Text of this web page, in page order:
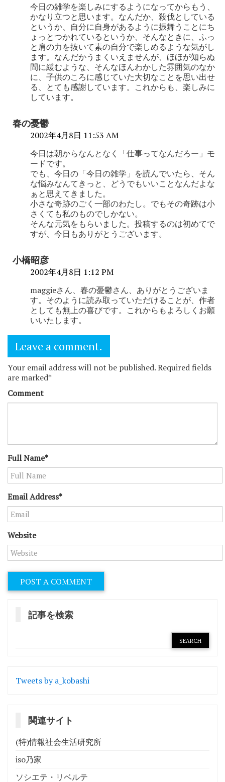
今日の雑学を楽しみにするようになってからもう、
かなり立つと思います。なんだか、殺伐としている
というか、自分に自身があるように振舞うことにち
ょっとつかれているというか、そんなときに、ふっ
と肩の力を抜いて素の自分で楽しめるような気がし
ます。なんだかうまくいえませんが、ほほが知らぬ
間に緩むような、そんなほんわかした雰囲気のなか
に、子供のころに感じていた大切なことを思い出せ
る、とても感謝しています。これからも、楽しみに
しています。
春の憂鬱
2002年4月8日 11:53 AM
今日は朝からなんとなく「仕事ってなんだろー」モ
ードです。
でも、今日の「今日の雑学」を読んでいたら、そん
な悩みなんてきっと、どうでもいいことなんだよな
ぁと思えてきました。
小さな奇跡のごく一部のわたし。でもその奇跡は小
さくても私のものでしかない。
そんな元気をもらいました。投稿するのは初めてで
すが、今日もありがとうございます。
小橋昭彦
2002年4月8日 1:12 PM
maggieさん、春の憂鬱さん、ありがとうございま
す。そのように読み取っていただけることが、作者
としても無上の喜びです。これからもよろしくお願
いいたします。
Leave a comment.
Your email address will not be published. Required fields
are marked*
Comment
Full Name*
Email Address*
Website
記事を検索
Tweets by a_kobashi
関連サイト
(特)情報社会生活研究所
iso乃家
ソシエテ・リベルテ